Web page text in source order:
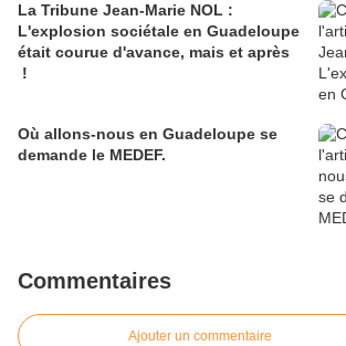
La Tribune Jean-Marie NOL :
L'explosion sociétale en Guadeloupe
était courue d'avance, mais et après
!
Où allons-nous en Guadeloupe se
demande le MEDEF.
Commentaires
Ajouter un commentaire